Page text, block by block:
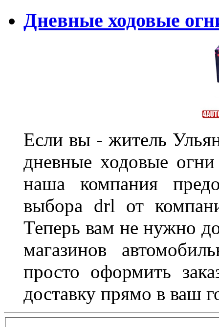
Дневные ходовые
Если вы - житель
дневные ходовые
наша компания
выбора drl от
Теперь вам не нужно
магазинов
просто оформить
доставку прямо в ваш